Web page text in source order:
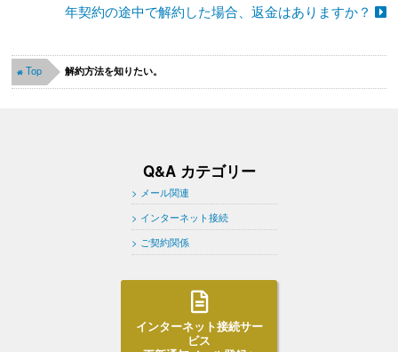
年契約の途中で解約した場合、返金はありますか？
Top 解約方法を知りたい。
Q&A カテゴリー
メール関連
インターネット接続
ご契約関係
インターネット接続サー
ビス